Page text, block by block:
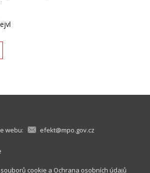
webu: efekt@mpo.gov.cz
cookie a Ochrana osobních údajů